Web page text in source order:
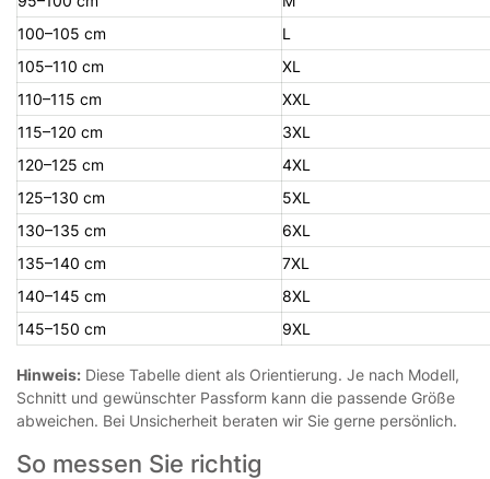
100–105 cm
L
105–110 cm
XL
110–115 cm
XXL
115–120 cm
3XL
120–125 cm
4XL
125–130 cm
5XL
130–135 cm
6XL
135–140 cm
7XL
140–145 cm
8XL
145–150 cm
9XL
Hinweis: Diese Tabelle dient als Orientierung. Je nach Modell,
Schnitt und gewünschter Passform kann die passende Größe
abweichen. Bei Unsicherheit beraten wir Sie gerne persönlich.
So messen Sie richtig